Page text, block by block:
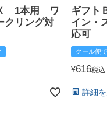
1本用 ワ
クリング対
ギフ
イン・
応可
クール便
¥616税込
詳細